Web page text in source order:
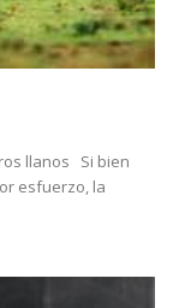
llanos Si bien
esfuerzo, la